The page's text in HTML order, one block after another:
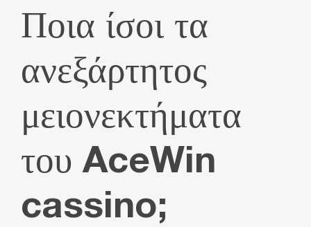
Ποια ίσοι τα
ανεξάρτητος
μειονεκτήματα
του AceWin
cassino;